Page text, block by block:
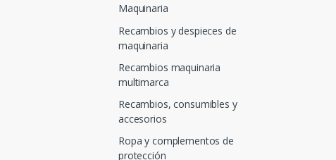
Maquinaria
Recambios y despieces de
maquinaria
Recambios maquinaria
multimarca
Recambios, consumibles y
accesorios
Ropa y complementos de
protección